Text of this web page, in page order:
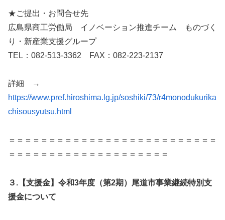
★ご提出・お問合せ先
広島県商工労働局 イノベーション推進チーム ものづく
り・新産業支援グループ
TEL：082-513-3362 FAX：082-223-2137
詳細 →
https://www.pref.hiroshima.lg.jp/soshiki/73/r4monodukurika
chisousyutsu.html
＝＝＝＝＝＝＝＝＝＝＝＝＝＝＝＝＝＝＝＝＝＝＝＝＝＝
＝＝＝＝＝＝＝＝＝＝＝＝＝＝＝＝＝＝＝＝
３.【支援金】令和3年度（第2期）尾道市事業継続特別支
援金について